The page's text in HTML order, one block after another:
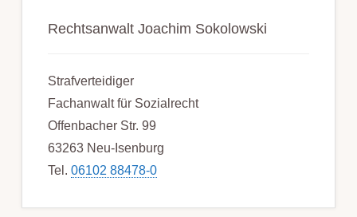
Rechtsanwalt Joachim Sokolowski
Strafverteidiger
Fachanwalt für Sozialrecht
Offenbacher Str. 99
63263 Neu-Isenburg
Tel. 06102 88478-0